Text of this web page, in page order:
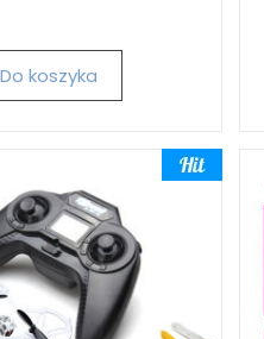
Do koszyka